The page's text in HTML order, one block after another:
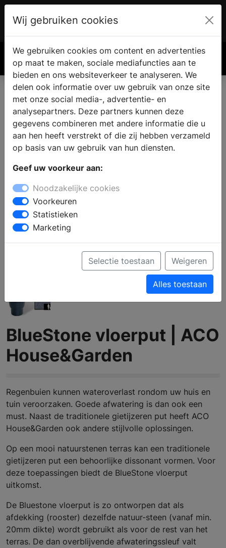
€ 0.00
BlueStone vloerput | ACO
House&Garden
Regenbuien kunnen wateroverlast rondom uw huis en
tuin veroorzaken. Goede afwatering is dan ook een
must. Naast de traditionele gietijzeren put heeft ACO
House&Garden ook andere stijlvolle oplossingen.
Op een mooi natuurstenen terras kan een traditionele
gietijzeren put een behoorlijke dissonant vormen. Voor
deze toepassingen biedt de BlueStone vloerput
uitkomst.
De Bluestone vloerput is zo ontworpen dat als
afdekking (rooster) dezelfde natuur-steen (vanaf min.
20mm dikte) wordt gebruikt als voor de rest van het
terras. De dan overblijvende afwateringssleuf valt
Wij gebruiken cookies
We gebruiken cookies om content en advertenties
op maat te maken, sociale mediafuncties aan te
bieden en ons websiteverkeer te analyseren. We
delen ook informatie over uw gebruik van onze site
met onze social media-, advertentie- en
analysepartners. Deze partners kunnen deze
gegevens combineren met andere informatie die u
aan hen heeft verstrekt of die zij hebben verzameld
op basis van uw gebruik van hun diensten.
Geef uw voorkeur aan:
Noodzakelijke cookies
Voorkeuren
Statistieken
Marketing
Selectie toestaan Weigeren
Alles toestaan